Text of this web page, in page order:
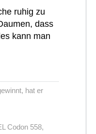
ruhig zu
dass
kann man
hat er
Codon 558,